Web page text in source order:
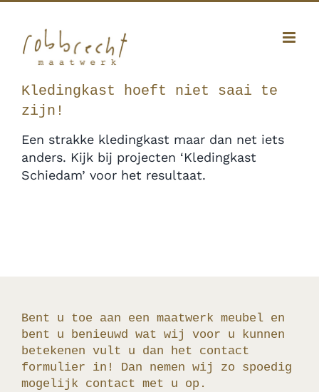
inhoud
010 341 12 20
Kledingkast hoeft niet saai te
zijn!
Een strakke kledingkast maar dan net iets
anders. Kijk bij projecten ‘Kledingkast
Schiedam’ voor het resultaat.
Bent u toe aan een maatwerk meubel en
bent u benieuwd wat wij voor u kunnen
betekenen vult u dan het contact
formulier in! Dan nemen wij zo spoedig
mogelijk contact met u op.